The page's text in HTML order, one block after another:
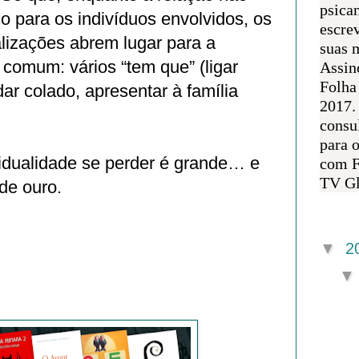
para os indivíduos envolvidos, os
abrem lugar para a
vários “tem que” (ligar
colado, apresentar à família
se perder é grande… e
ouro.
suas
Folha
para
com
TV
▼